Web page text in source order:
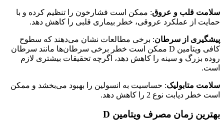
سلامت قلب و عروق: ممکن است فشارخون را تنظیم کرده و با
حمایت از عملکرد عروقی، خطر بیماری قلبی را کاهش دهد.
پیشگیری از سرطان: برخی مطالعات نشان می‌دهند که سطوح
کافی ویتامین D ممکن است خطر برخی سرطان‌ها مانند سرطان
روده بزرگ و سینه را کاهش دهد، اگرچه تحقیقات بیشتری لازم
است.
سلامت متابولیک: حساسیت به انسولین را بهبود می‌بخشد و ممکن
است خطر دیابت نوع 2 را کاهش دهد.
بهترین زمان مصرف ویتامین D